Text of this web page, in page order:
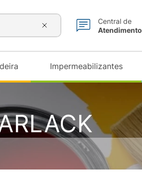
Central de
Atendimento
Impermeabilizantes